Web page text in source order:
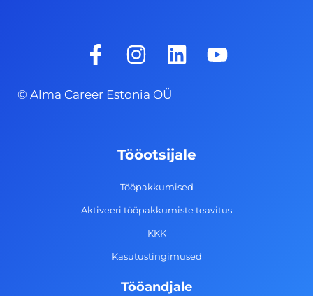
F
a
e
-
I
n
s
t
g
r
a
m
L
i
d
i
n
Y
o
© Alma Career Estonia OÜ
Tööotsijale
Tööpakkumised
Aktiveeri tööpakkumiste teavitus
KKK
Kasutustingimused
Tööandjale